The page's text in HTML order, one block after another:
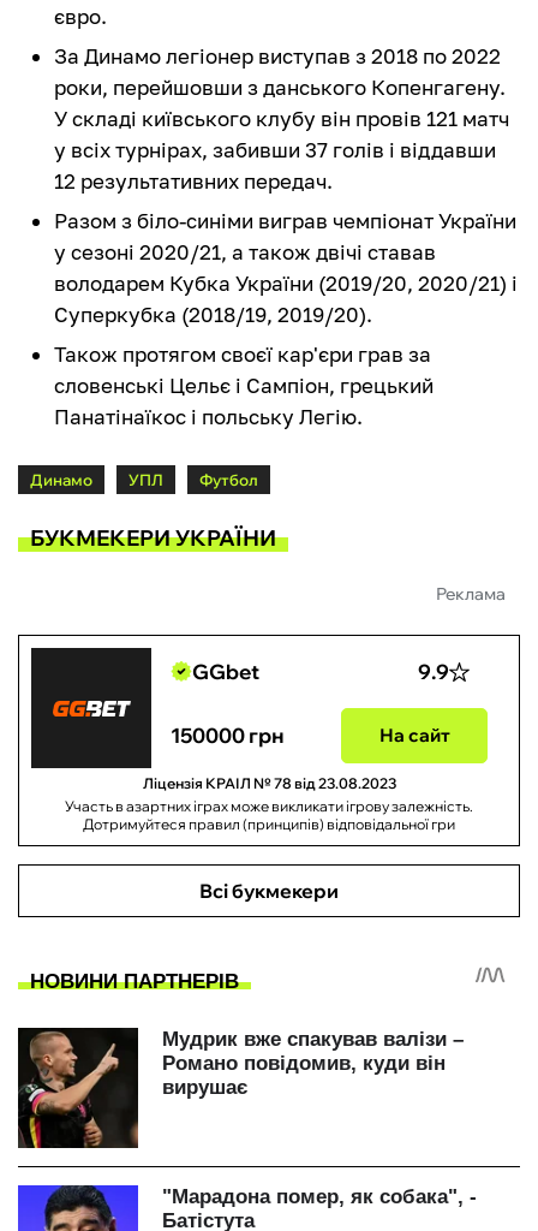
євро.
За Динамо легіонер виступав з 2018 по 2022
роки, перейшовши з данського Копенгагену.
У складі київського клубу він провів 121 матч
у всіх турнірах, забивши 37 голів і віддавши
12 результативних передач.
Разом з біло-синіми виграв чемпіонат України
у сезоні 2020/21, а також двічі ставав
володарем Кубка України (2019/20, 2020/21) і
Суперкубка (2018/19, 2019/20).
Також протягом своєї кар'єри грав за
словенські Цельє і Сампіон, грецький
Панатінаїкос і польську Легію.
Динамо УПЛ Футбол
БУКМЕКЕРИ УКРАЇНИ
Реклама
GGbet 9.9
150000 грн На сайт
Ліцензія КРАІЛ № 78 від 23.08.2023
Участь в азартних іграх може викликати ігрову залежність.
Дотримуйтеся правил (принципів) відповідальної гри
Всі букмекери